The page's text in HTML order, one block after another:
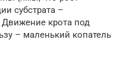
субстрата –
крота под
– маленький копатель